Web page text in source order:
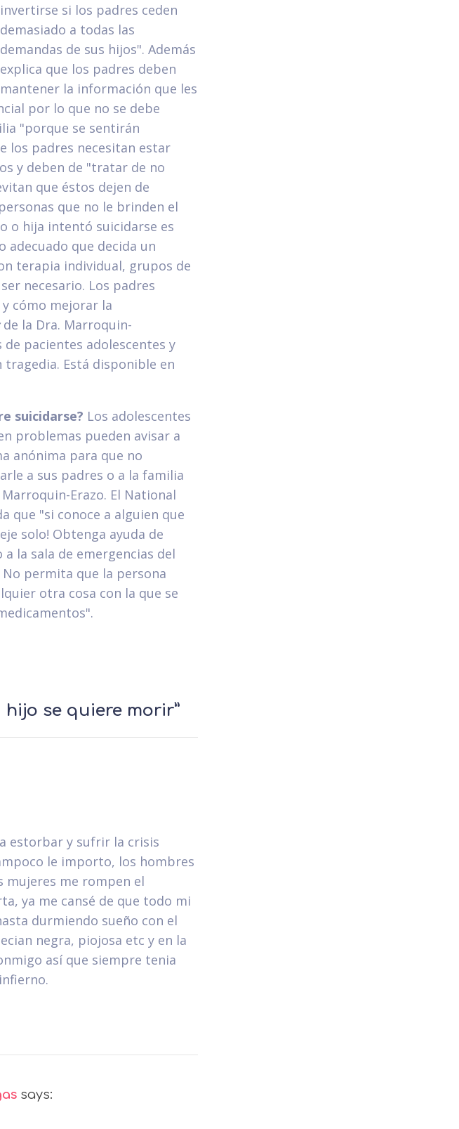
invertirse si los padres ceden
demasiado a todas las
demandas de sus hijos". Además
explica que los padres deben
mantener la información que les
por lo que no se debe
"porque se sentirán
los padres necesitan estar
y deben de "tratar de no
que éstos dejen de
que no le brinden el
o hija intentó suicidarse es
que decida un
terapia individual, grupos de
necesario. Los padres
cómo mejorar la
de la Dra. Marroquin-
pacientes adolescentes y
Está disponible en
suicidarse? Los adolescentes
problemas pueden avisar a
anónima para que no
a sus padres o a la familia
Erazo. El National
que "si conoce a alguien que
solo! Obtenga ayuda de
la sala de emergencias del
permita que la persona
otra cosa con la que se
hijo se quiere morir”
estorbar y sufrir la crisis
le importo, los hombres
mujeres me rompen el
ya me cansé de que todo mi
durmiendo sueño con el
negra, piojosa etc y en la
así que siempre tenia
says: